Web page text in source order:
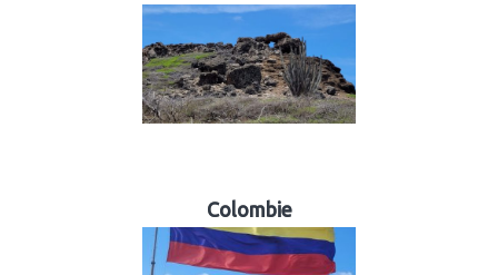
Colombie